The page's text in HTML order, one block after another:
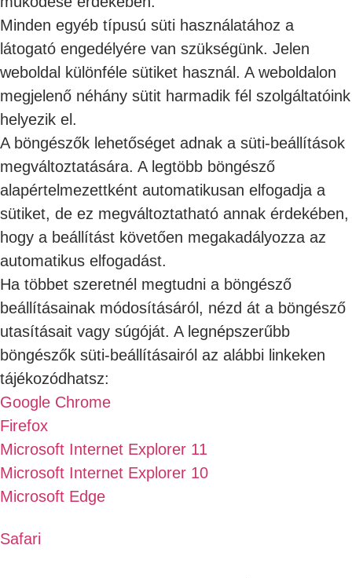
Minden egyéb típusú süti használatához a
látogató engedélyére van szükségünk. Jelen
weboldal különféle sütiket használ. A weboldalon
megjelenő néhány sütit harmadik fél szolgáltatóink
helyezik el.
A böngészők lehetőséget adnak a süti-beállítások
megváltoztatására. A legtöbb böngésző
alapértelmezettként automatikusan elfogadja a
sütiket, de ez megváltoztatható annak érdekében,
hogy a beállítást követően megakadályozza az
automatikus elfogadást.
Ha többet szeretnél megtudni a böngésző
beállításainak módosításáról, nézd át a böngésző
utasításait vagy súgóját. A legnépszerűbb
böngészők süti-beállításairól az alábbi linkeken
tájékozódhatsz:
Google Chrome
Firefox
Microsoft Internet Explorer 11
Microsoft Internet Explorer 10
Microsoft Edge
Safari